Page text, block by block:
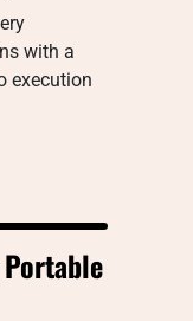
with a
execution